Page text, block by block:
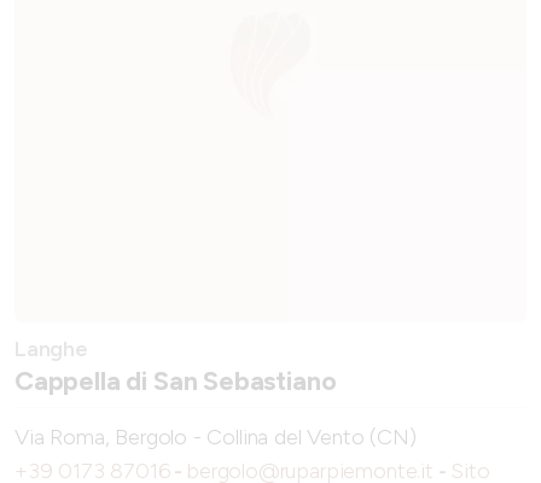
Langhe
Cappella di San Sebastiano
Via Roma, Bergolo - Collina del Vento (CN)
+39 0173 87016- bergolo@ruparpiemonte.it - Sito